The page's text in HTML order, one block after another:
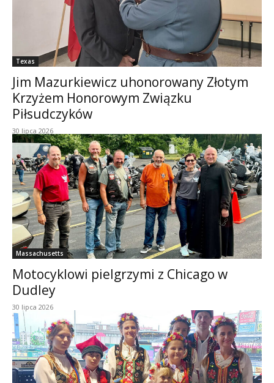
Texas
Jim Mazurkiewicz uhonorowany Złotym
Krzyżem Honorowym Związku
Piłsudczyków
30 lipca 2026
Massachusetts
Motocyklowi pielgrzymi z Chicago w
Dudley
30 lipca 2026